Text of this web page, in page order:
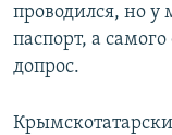
проводился, но
паспорт, а
допрос.